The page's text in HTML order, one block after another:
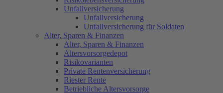
Rürup / Basis Rente
Tagesgeldkonto
Girokonto
Krankenversicherung
Gesetzliche Krankenversicherung
Bonusprogramm IKK Nord
Krankenversicherung der Rentner -
Private Krankenversicherung
Unfallversicherung
Unfallversicherung
Unfallversicherung für Soldaten
Alter, Sparen & Finanzen
Alter, Sparen & Finanzen
Altersvorsorgedepot
Risikovarianten
Private Rentenversicherung
Riester Rente
Betriebliche Altersvorsorge
Private Rentenversicherung
oder betriebliche
Altersvorsorge
Berufsunfähigkeitsversicherung
für Schüler
BBKK und UKV
Beitragsanpssung PKV zum
01.01.2026
Private Krankenversicherung